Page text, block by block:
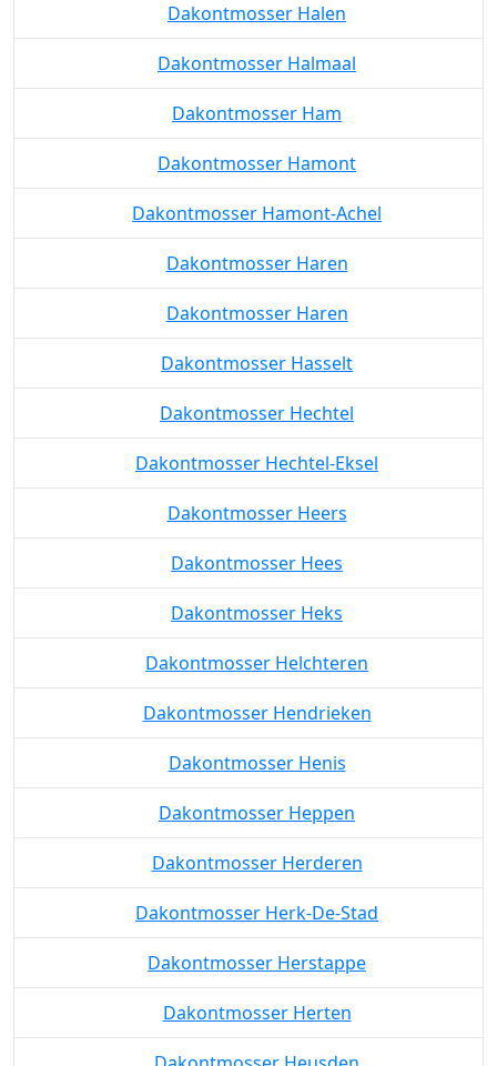
Dakontmosser Halen
Dakontmosser Halmaal
Dakontmosser Ham
Dakontmosser Hamont
Dakontmosser Hamont-Achel
Dakontmosser Haren
Dakontmosser Haren
Dakontmosser Hasselt
Dakontmosser Hechtel
Dakontmosser Hechtel-Eksel
Dakontmosser Heers
Dakontmosser Hees
Dakontmosser Heks
Dakontmosser Helchteren
Dakontmosser Hendrieken
Dakontmosser Henis
Dakontmosser Heppen
Dakontmosser Herderen
Dakontmosser Herk-De-Stad
Dakontmosser Herstappe
Dakontmosser Herten